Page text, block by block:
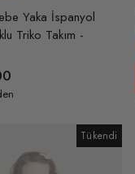
Yaka İspanyol
Triko Takım -
Tükendi